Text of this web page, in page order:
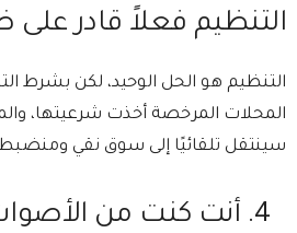
التنظيم فعلاً قادر
⁠التنظيم هو الحل الوحيد، لكن بشرط
المحلات المرخصة أخذت شرعيتها،
سينتقل تلقائيًا إلى سوق نقي
4.⁠ ⁠أنت كنت من